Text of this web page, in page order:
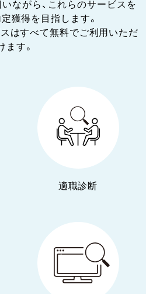
ながら、これらのサービスを
獲得を目指します。
はすべて無料でご利用いただ
ます。
適職診断